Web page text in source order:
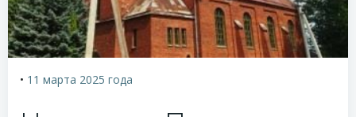
• 11 марта 2025 года